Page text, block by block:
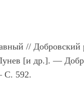
//
[и др.]. —
С. 592.